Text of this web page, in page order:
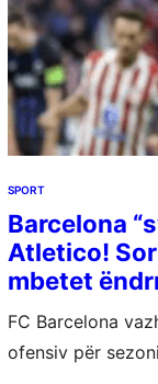
SPORT
Barcelona
Atletico!
mbetet
FC Barcelona
ofensiv për